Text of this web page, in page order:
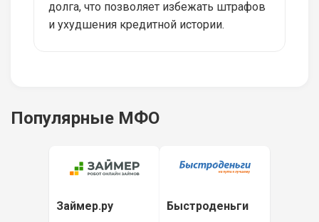
долга, что позволяет избежать штрафов
и ухудшения кредитной истории.
Популярные МФО
Займер.ру Быстроденьги